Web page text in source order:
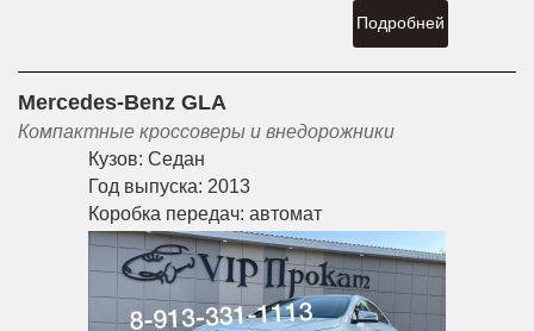
Подробней
Mercedes-Benz GLA
Компактные кроссоверы и внедорожники
Кузов: Седан
Год выпуска: 2013
Коробка передач: автомат